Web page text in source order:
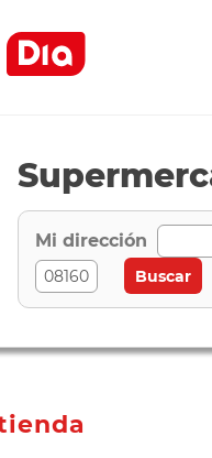
Mi dirección